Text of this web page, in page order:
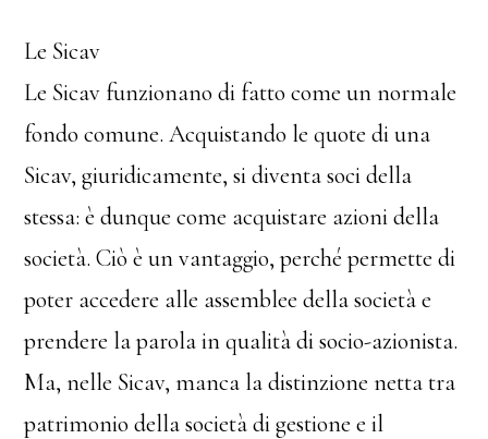
Le Sicav
Le Sicav funzionano di fatto come un normale
fondo comune. Acquistando le quote di una
Sicav, giuridicamente, si diventa soci della
stessa: è dunque come acquistare azioni della
società. Ciò è un vantaggio, perché permette di
poter accedere alle assemblee della società e
prendere la parola in qualità di socio-azionista.
Ma, nelle Sicav, manca la distinzione netta tra
patrimonio della società di gestione e il